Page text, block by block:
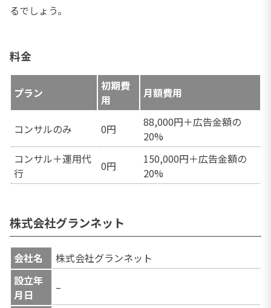
るでしょう。
料金
プラン
初期費
用
月額費用
コンサルのみ 0円
88,000円＋広告金額の
20%
コンサル＋運用代
行
0円
150,000円＋広告金額の
20%
株式会社グランネット
会社名
株式会社グランネット
設立年
月日
–